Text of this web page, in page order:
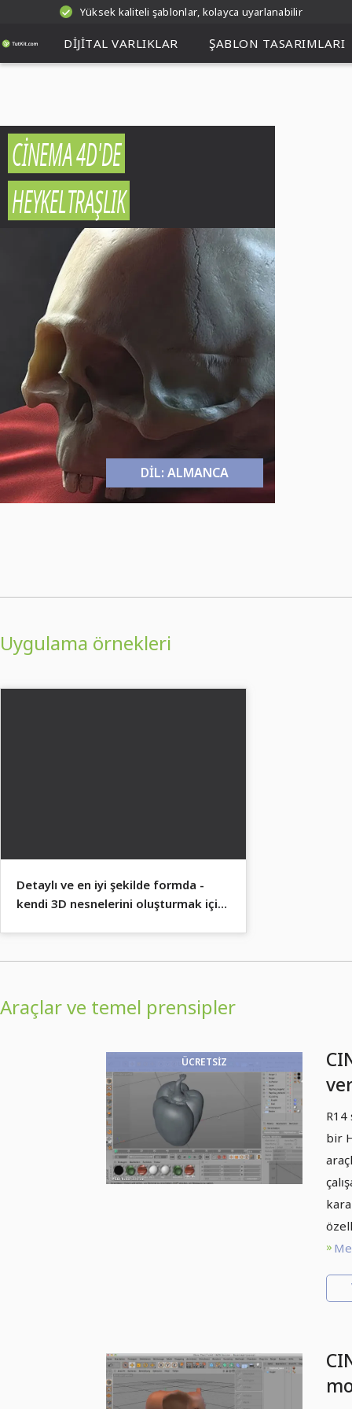
Yüksek kaliteli şablonlar, kolayca uyarlanabilir
DIJITAL VARLIKLAR ŞABLON TASARIMLARI
CINEMA 4D'DE
HEYKELTRAŞLIK
DIL: ALMANCA
Uygulama örnekleri
Detaylı ve en iyi şekilde formda -
kendi 3D nesnelerini oluşturmak için
Araçlar ve temel prensipler
ÜCRETSIZ
bir